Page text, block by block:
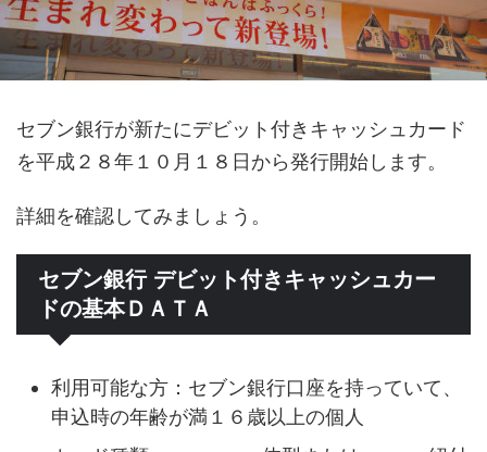
セブン銀行が新たにデビット付きキャッシュカード
を平成２８年１０月１８日から発行開始します。
詳細を確認してみましょう。
セブン銀行 デビット付きキャッシュカー
ドの基本ＤＡＴＡ
利用可能な方：セブン銀行口座を持っていて、
申込時の年齢が満１６歳以上の個人